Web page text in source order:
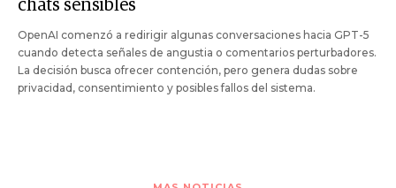
chats sensibles
OpenAI comenzó a redirigir algunas conversaciones hacia GPT-5
cuando detecta señales de angustia o comentarios perturbadores.
La decisión busca ofrecer contención, pero genera dudas sobre
privacidad, consentimiento y posibles fallos del sistema.